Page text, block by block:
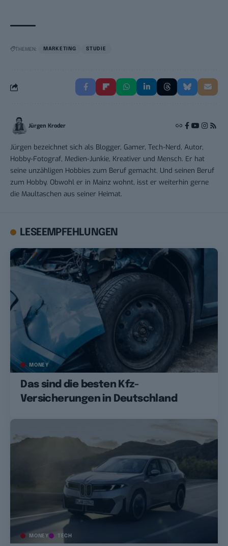
THEMEN: MARKETING STUDIE
Jürgen Kroder
Jürgen bezeichnet sich als Blogger, Gamer, Tech-Nerd, Autor,
Hobby-Fotograf, Medien-Junkie, Kreativer und Mensch. Er hat
seine unzähligen Hobbies zum Beruf gemacht. Und seinen Beruf
zum Hobby. Obwohl er in Mainz wohnt, isst er weiterhin gerne
die Maultaschen aus seiner Heimat.
LESEEMPFEHLUNGEN
MONEY
Das sind die besten Kfz-
Versicherungen in Deutschland
MONEY TECH